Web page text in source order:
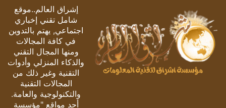
إشراق العالم..موقع
شامل تقني إخباري
اجتماعي, يهتم بالتدوين
في كافة المجالات
ومنها المجال التقني
والذكاء المنزلي وأدوات
التقنية وغير ذلك من
المجالات التقنية
والتكنولوجية والعامة.
أحد مواقع "مؤسسة